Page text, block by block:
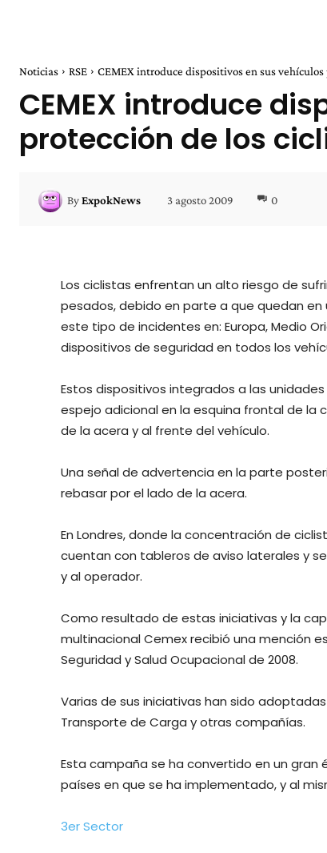
Noticias RSE CEMEX introduce dispositivos en sus
CEMEX introduce
protección de los
ByExpokNews 3 agosto 2009 0
Los ciclistas enfrentan un alto riesgo de
pesados, debido en parte a que quedan
este tipo de incidentes en: Europa, Medio
dispositivos de seguridad en todos los
Estos dispositivos integrados a las
espejo adicional en la esquina frontal de la
de la acera y al frente del vehículo.
Una señal de advertencia en la parte
rebasar por el lado de la acera.
En Londres, donde la concentración de
cuentan con tableros de aviso laterales y
y al operador.
Como resultado de estas iniciativas y la
multinacional Cemex recibió una mención
Seguridad y Salud Ocupacional de 2008.
Varias de sus iniciativas han sido
Transporte de Carga y otras compañías.
Esta campaña se ha convertido en un gran
países en que se ha implementado, y al
3er Sector